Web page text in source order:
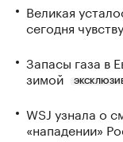
Великая
сегодня
Запасы газа в
зимой
WSJ узнала о
«нападении»